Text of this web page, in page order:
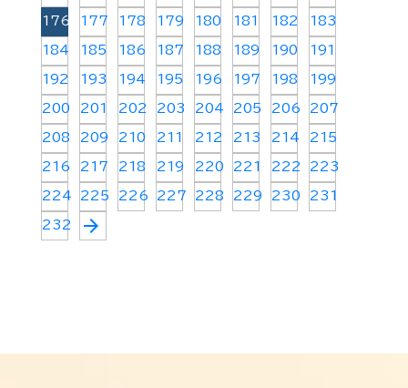
176 177 178 179 180 181 182 183
184 185 186 187 188 189 190 191
192 193 194 195 196 197 198 199
200 201 202 203 204 205 206 207
208 209 210 211 212 213 214 215
216 217 218 219 220 221 222 223
224 225 226 227 228 229 230 231
232 arrow_forward